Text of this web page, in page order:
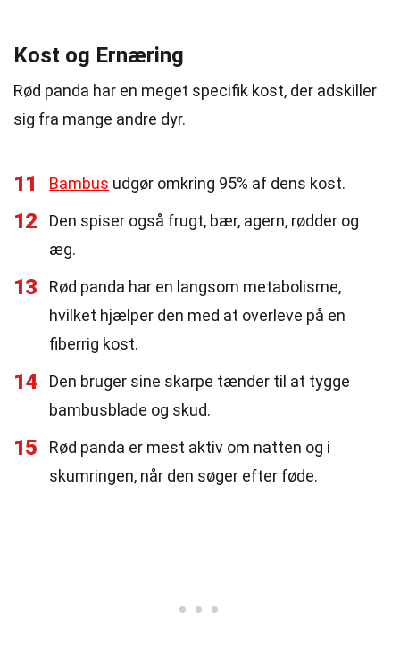
Kost og Ernæring
Rød panda har en meget specifik kost, der adskiller
sig fra mange andre dyr.
11 Bambus udgør omkring 95% af dens kost.
12
Den spiser også frugt, bær, agern, rødder og
æg.
13
Rød panda har en langsom metabolisme,
hvilket hjælper den med at overleve på en
fiberrig kost.
14
Den bruger sine skarpe tænder til at tygge
bambusblade og skud.
15
Rød panda er mest aktiv om natten og i
skumringen, når den søger efter føde.